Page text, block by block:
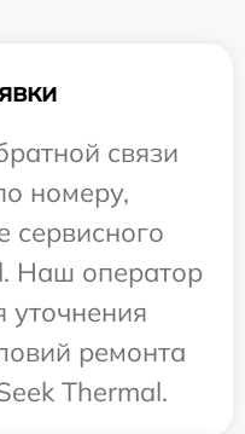
связи
номеру,
сервисного
Наш оператор
уточнения
ремонта
Thermal.